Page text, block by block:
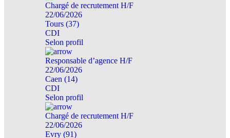
Chargé de recrutement H/F
22/06/2026
Tours (37)
CDI
Selon profil
Responsable d’agence H/F
22/06/2026
Caen (14)
CDI
Selon profil
Chargé de recrutement H/F
22/06/2026
Evry (91)